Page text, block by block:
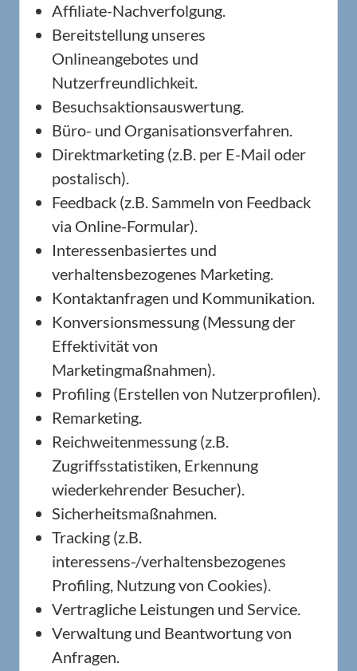
Affiliate-Nachverfolgung.
Bereitstellung unseres
Onlineangebotes und
Nutzerfreundlichkeit.
Besuchsaktionsauswertung.
Büro- und Organisationsverfahren.
Direktmarketing (z.B. per E-Mail oder
postalisch).
Feedback (z.B. Sammeln von Feedback
via Online-Formular).
Interessenbasiertes und
verhaltensbezogenes Marketing.
Kontaktanfragen und Kommunikation.
Konversionsmessung (Messung der
Effektivität von
Marketingmaßnahmen).
Profiling (Erstellen von Nutzerprofilen).
Remarketing.
Reichweitenmessung (z.B.
Zugriffsstatistiken, Erkennung
wiederkehrender Besucher).
Sicherheitsmaßnahmen.
Tracking (z.B.
interessens-/verhaltensbezogenes
Profiling, Nutzung von Cookies).
Vertragliche Leistungen und Service.
Verwaltung und Beantwortung von
Anfragen.